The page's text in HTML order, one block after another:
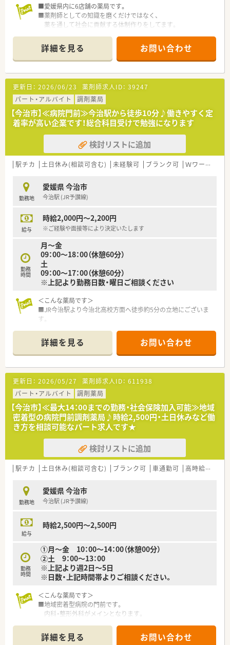
■愛媛県内に6店舗の薬局です。
■薬剤師としての知識を磨くだけではなく、
薬を通して社会に貢献する体制作りをしてます。
詳細を見る お問い合わせ
更新日： 2026/06/23 薬剤師求人ID： 39247
パート・アルバイト
調剤薬局
【今治市】≪病院門前≫今治駅から徒歩10分♪働きやすく定
着率が高い企業です！総合科目受けで勉強になります
検討リストに追加
駅チカ 土日休み(相談可含む) 未経験可 ブランク可 Ｗワーク可
勤務地
愛媛県 今治市
今治駅 (JR予讃線)
給与
時給2,000円～2,200円
※ご経験や面接等により決定いたします
勤務
時間
月～金
09：00～18：00（休憩60分）
土
09：00～17：00（休憩60分）
※上記より勤務日数・曜日ご相談ください
＜こんな薬局です＞
■JR今治駅より今治北高校方面へ徒歩約5分の立地にございま
す。
内科系を中心に複数科目応需しています。病院門前でスキル
アップを目指したい方にもおススメです。
■処方箋枚数は120枚/日程度です。
■薬剤師は常勤4名・事務2名体制です。
＜業務内容＞
■調剤・監査・投薬・薬歴管理等、薬剤師業務全般をお願いしま
す。
＜法人概要＞
■愛媛県内に店舗展開されている企業です。
今治市内にも他店舗あり、しっかり連携をとられています。
■未経験・ブランク有の方も歓迎致します。丁寧に指導頂ける環
境です。
■自由闊達な風通しの良い社風が形成されている薬局
いる職場です。
■研修会や講演会等の参加への支援もあります。認定薬剤師資
格取得やスキルアップも可能。
＜こんな方にもおススメ＞
■勤務日数・時間に制限のある方
■薬剤師複数名体制の薬局をお探しの方
詳細を見る お問い合わせ
更新日： 2026/05/27 薬剤師求人ID： 611938
パート・アルバイト
調剤薬局
【今治市】≪最大14：00までの勤務・社会保険加入可能≫地域
密着型の病院門前調剤薬局♪時給2,500円・土日休みなど働
き方を相談可能なパート求人です★
検討リストに追加
駅チカ 土日休み(相談可含む) ブランク可 車通勤可 高時給(2,500円以上)
勤務地
愛媛県 今治市
今治駅 (JR予讃線)
給与
時給2,500円～2,500円
勤務
時間
➀月～金 10：00～14：00（休憩00分）
②土 9：00～13：00
※上記より週2日～5日
※日数・上記時間帯よりご相談ください。
＜こんな薬局です＞
■地域密着型病院の門前です。
内科・整形外科がメインとなります。
＜こんな方にもおススメ＞
詳細を見る お問い合わせ